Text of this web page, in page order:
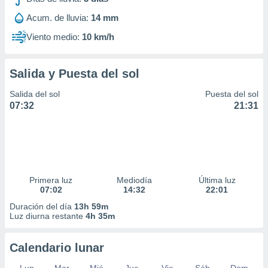
perfiles
utilizar
crear un
uso de
la
de
de
Acum. de lluvia: 14 mm
Viento medio: 10 km/h
Salida y Puesta del sol
Salida del sol
07:32
Puesta del sol
21:31
Primera luz
07:02
Mediodía
14:32
Última luz
22:01
Duración del día 13h 59m
Luz diurna restante 4h 35m
Calendario lunar